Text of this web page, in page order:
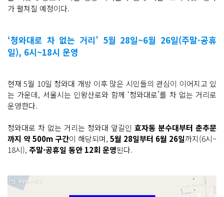
가 펼쳐질 예정이다.
‘청와대로 차 없는 거리’ 5월 28일~6월 26일(주말·공휴
일), 6시~18시 운영
현재 5월 10일 청와대 개방 이후 많은 시민들의 관심이 이어지고 있
는 가운데, 서울시는 인왕산로와 함께 ‘청와대로’를 차 없는 거리로
운영한다.
청와대로 차 없는 거리는 청와대 앞길인 효자동 분수대부터 춘추문
까지 약 500m 구간이 해당되며, 5월 28일부터 6월 26일까지(6시~
18시), 주말·공휴일 동안 12회 운영된다.